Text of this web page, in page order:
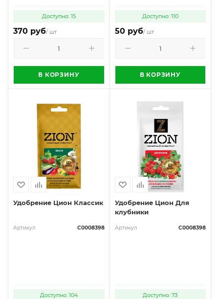
Доступно: 15
370 руб/ шт
В КОРЗИНУ
Доступно: 110
50 руб/ шт
В КОРЗИНУ
Удобрение Цион Классик
Артикул С0008398
Доступно: 104
Удобрение Цион Для
клубники
Артикул С0008398
Доступно: 73